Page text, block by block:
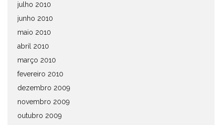
julho 2010
junho 2010
maio 2010
abril 2010
março 2010
fevereiro 2010
dezembro 2009
novembro 2009
outubro 2009